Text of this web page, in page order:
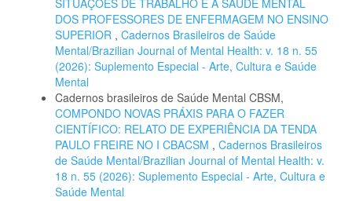
SITUAÇÕES DE TRABALHO E A SAÚDE MENTAL
DOS PROFESSORES DE ENFERMAGEM NO ENSINO
SUPERIOR , Cadernos Brasileiros de Saúde
Mental/Brazilian Journal of Mental Health: v. 18 n. 55
(2026): Suplemento Especial - Arte, Cultura e Saúde
Mental
Cadernos brasileiros de Saúde Mental CBSM,
COMPONDO NOVAS PRÁXIS PARA O FAZER
CIENTÍFICO: RELATO DE EXPERIÊNCIA DA TENDA
PAULO FREIRE NO I CBACSM , Cadernos Brasileiros
de Saúde Mental/Brazilian Journal of Mental Health: v.
18 n. 55 (2026): Suplemento Especial - Arte, Cultura e
Saúde Mental